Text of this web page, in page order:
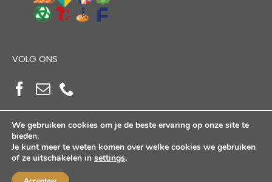
VOLG ONS
Copyright Alloutdoorshop © 2026. Alle Rechten
We gebruiken cookies om je de beste ervaring op onze site te
bieden.
Je kunt meer te weten komen over welke cookies we gebruiken
of ze uitschakelen in settings.